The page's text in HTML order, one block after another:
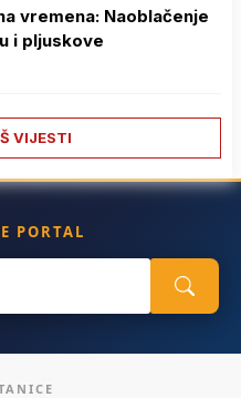
vremena: Naoblačenje
i pljuskove
VIJESTI
PORTAL